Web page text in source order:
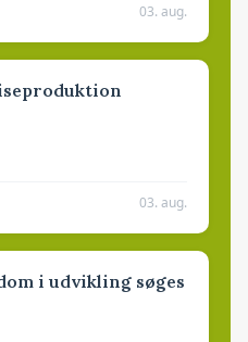
03. aug.
03. aug.
i udvikling søges